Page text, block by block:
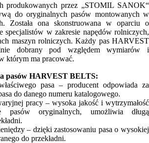
produkowanych przez „STOMIL SANOK“
do oryginalnych pasów montowanych w
Została ona skonstruowana w oparciu o
specjalistów w zakresie napędów rolniczych,
maszyn rolniczych. Każdy pas HARVEST
dobrany pod względem wymiarów i
którym ma pracować.
pasów HARVEST BELTS:
pasa – producent odpowiada za
do danego numeru katalogowego.
pracy – wysoka jakość i wytrzymałość
pasów oryginalnych, umożliwia długą
– dzięki zastosowaniu pasa o wysokiej
do przekładni.